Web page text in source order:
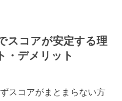
スコアが安定する理
・デメリット
スコアがまとまらない方